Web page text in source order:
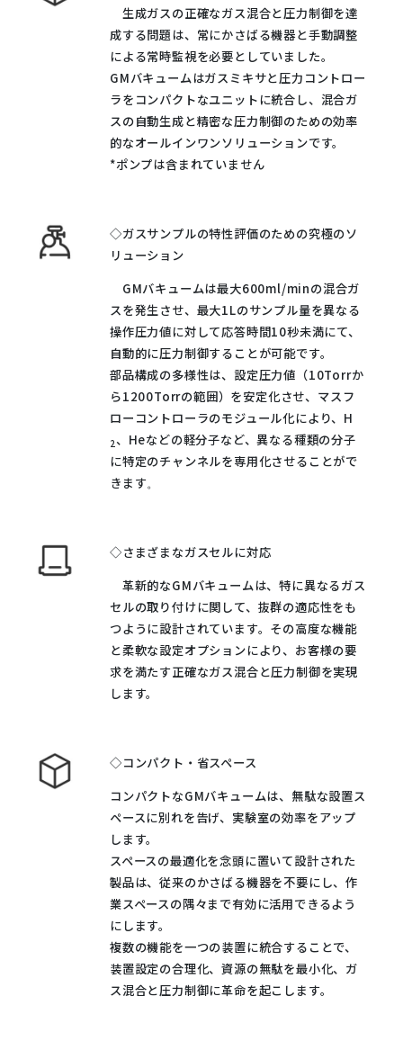
生成ガスの正確なガス混合と圧力制御を達
成する問題は、常にかさばる機器と手動調整
による常時監視を必要としていました。
GMバキュームはガスミキサと圧力コントロー
ラをコンパクトなユニットに統合し、混合ガ
スの自動生成と精密な圧力制御のための効率
的なオールインワンソリューションです。
*ポンプは含まれていません
◇ガスサンプルの特性評価のための究極のソ
リューション
GMバキュームは最大600ml/minの混合ガ
スを発生させ、最大1Lのサンプル量を異なる
操作圧力値に対して応答時間10秒未満にて、
自動的に圧力制御することが可能です。
部品構成の多様性は、設定圧力値（10Torrか
ら1200Torrの範囲）を安定化させ、マスフ
ローコントローラのモジュール化により、H
2 、Heなどの軽分子など、異なる種類の分子
に特定のチャンネルを専用化させることがで
きます。
◇さまざまなガスセルに対応
革新的なGMバキュームは、特に異なるガス
セルの取り付けに関して、抜群の適応性をも
つように設計されています。その高度な機能
と柔軟な設定オプションにより、お客様の要
求を満たす正確なガス混合と圧力制御を実現
します。
◇コンパクト・省スペース
コンパクトなGMバキュームは、無駄な設置ス
ペースに別れを告げ、実験室の効率をアップ
します。
スペースの最適化を念頭に置いて設計された
製品は、従来のかさばる機器を不要にし、作
業スペースの隅々まで有効に活用できるよう
にします。
複数の機能を一つの装置に統合することで、
装置設定の合理化、資源の無駄を最小化、ガ
ス混合と圧力制御に革命を起こします。